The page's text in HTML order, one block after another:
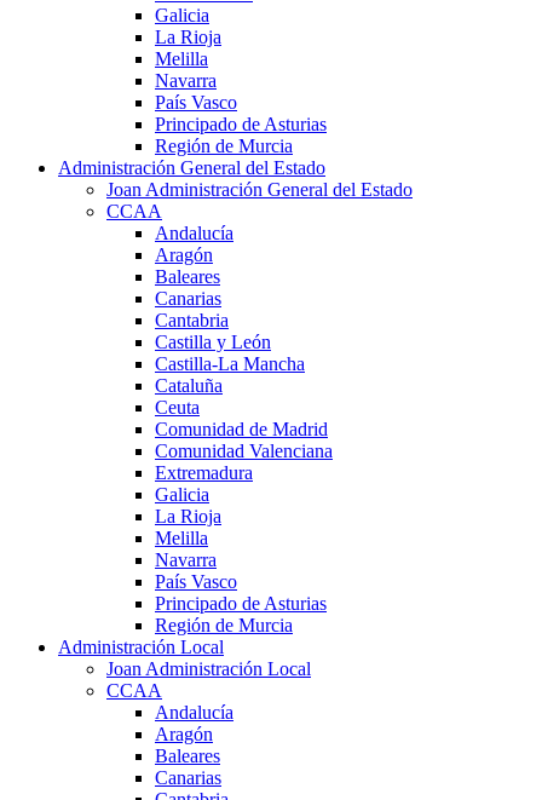
Galicia
La Rioja
Melilla
Navarra
País Vasco
Principado de Asturias
Región de Murcia
Administración General del Estado
Joan Administración General del Estado
CCAA
Andalucía
Aragón
Baleares
Canarias
Cantabria
Castilla y León
Castilla-La Mancha
Cataluña
Ceuta
Comunidad de Madrid
Comunidad Valenciana
Extremadura
Galicia
La Rioja
Melilla
Navarra
País Vasco
Principado de Asturias
Región de Murcia
Administración Local
Joan Administración Local
CCAA
Andalucía
Aragón
Baleares
Canarias